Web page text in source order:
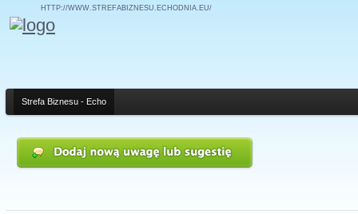
HTTP://WWW.STREFABIZNESU.ECHODNIA.EU/
Strefa Biznesu - Echo